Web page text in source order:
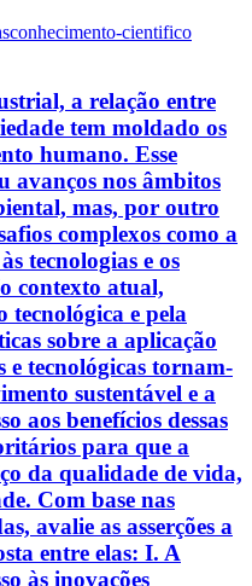
conhecimento-cientifico
a relação entre
tem moldado os
humano. Esse
avanços nos âmbitos
mas, por outro
complexos como a
tecnologias e os
contexto atual,
tecnológica e pela
sobre a aplicação
e tecnológicas tornam-
sustentável e a
aos benefícios dessas
para que a
da qualidade de vida,
Com base nas
avalie as asserções a
entre elas: I. A
às inovações